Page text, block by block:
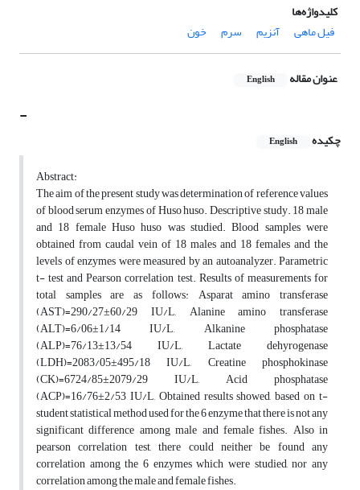
کلیدواژه‌ها
فیل ماهی
آنزیم سرم خون
عنوان مقاله English
-
چکیده English
Abstract:
The aim of the present study was determination of reference values
of blood serum enzymes of Huso huso. Descriptive study. 18 male
and 18 female Huso huso was studied. Blood samples were
obtained from caudal vein of 18 males and 18 females and the
levels of enzymes were measured by an autoanalyzer. Parametric
t- test and Pearson correlation test. Results of measurements for
total samples are as follows: Asparat amino transferase
(AST)=290/27±60/29 IU/L, Alanine amino transferase
(ALT)=6/06±1/14 IU/L, Alkanine phosphatase
(ALP)=76/13±13/54 IU/L, Lactate dehyrogenase
(LDH)=2083/05±495/18 IU/L, Creatine phosphokinase
(CK)=6724/85±2079/29 IU/L, Acid phosphatase
(ACP)=16/76±2/53 IU/L, Obtained results showed, based on t-
student statistical method used for the 6 enzyme that there is not any
significant difference among male and female fishes. Also in
pearson correlation test, there could neither be found any
correlation among the 6 enzymes which were studied, nor any
correlation among the male and female fishes.